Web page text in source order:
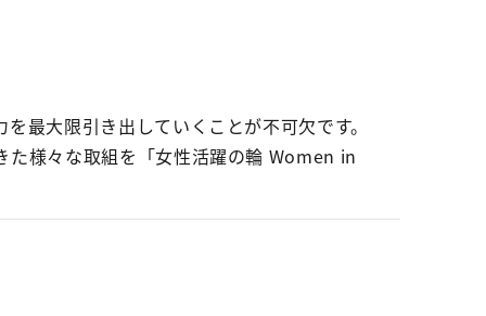
最大限引き出していくことが不可欠です。
た様々な取組を「女性活躍の輪 Women in